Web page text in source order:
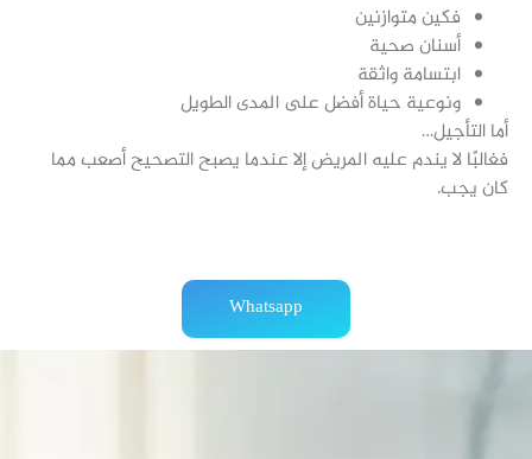
فكين متوازنين
أسنان صحية
ابتسامة واثقة
ونوعية حياة أفضل على المدى الطويل
أما التأجيل…
فغالبًا لا يندم عليه المريض إلا عندما يصبح التصحيح أصعب مما
كان يجب.
Whatsapp